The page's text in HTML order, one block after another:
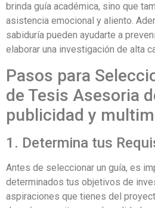
brinda guía académica, sino que
asistencia emocional y aliento.
sabiduría pueden ayudarte a
elaborar una investigación de alta
Pasos para
de Tesis Asesoria
publicidad y
1. Determina tus
Antes de seleccionar un guía, es
determinados tus objetivos de
aspiraciones que tienes del